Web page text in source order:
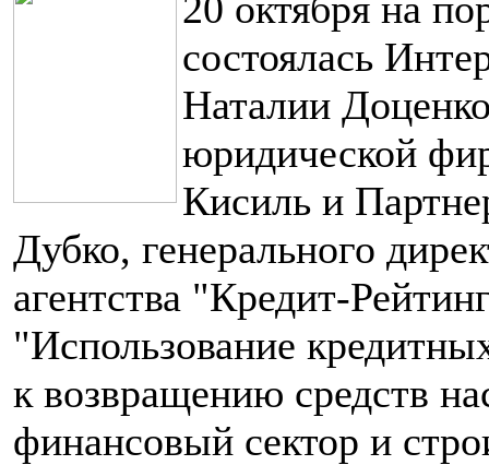
состоялась
Наталии
юридической
Кисиль и
Дубко, генерального
агентства "Кредит-
"Использование
к возвращению средств
финансовый сектор и